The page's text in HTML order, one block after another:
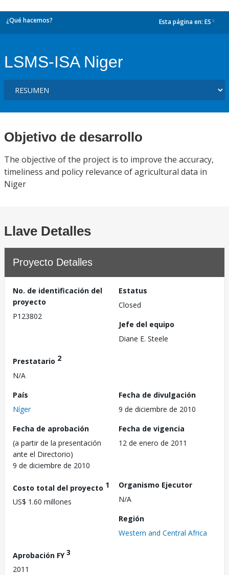
¿Qué hacemos? Esta página en: ES
LSMS-ISA Niger
Objetivo de desarrollo
The objective of the project is to improve the accuracy,
timeliness and policy relevance of agricultural data in
Niger
Llave Detalles
Proyecto Detalles
No. de identificación del
proyecto
P123802
Estatus
Closed
Jefe del equipo
Diane E. Steele
Prestatario 2
N/A
País
Níger
Fecha de divulgación
9 de diciembre de 2010
Fecha de aprobación
(a partir de la presentación
ante el Directorio)
9 de diciembre de 2010
Fecha de vigencia
12 de enero de 2011
Costo total del proyecto 1
US$ 1.60 millones
Organismo Ejecutor
N/A
Región
Western and Central Africa
Aprobación FY3
2011